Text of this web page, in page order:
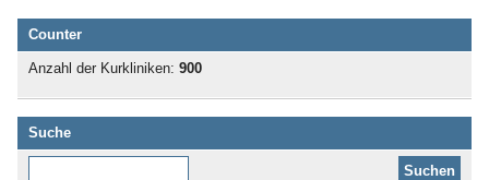
Counter
Anzahl der Kurkliniken: 900
Suche